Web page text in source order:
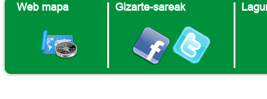
Web mapa Gizarte-sareak